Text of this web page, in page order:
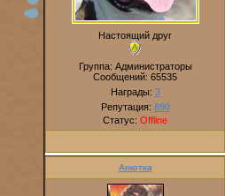
Настоящий друг
Группа: Администраторы
Сообщений: 65535
Награды: 3
Репутация: 890
Статус: Offline
Анютка